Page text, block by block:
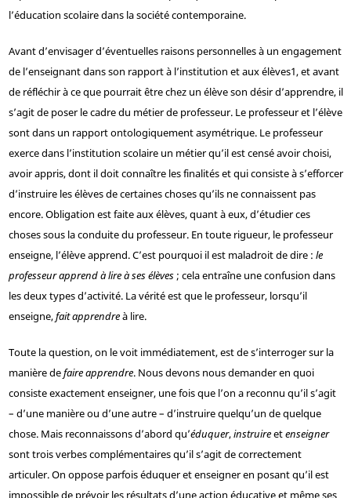
l’éducation scolaire dans la société contemporaine.
Avant d’envisager d’éventuelles raisons personnelles à un engagement
de l’enseignant dans son rapport à l’institution et aux élèves1, et avant
de réfléchir à ce que pourrait être chez un élève son désir d’apprendre, il
s’agit de poser le cadre du métier de professeur. Le professeur et l’élève
sont dans un rapport ontologiquement asymétrique. Le professeur
exerce dans l’institution scolaire un métier qu’il est censé avoir choisi,
avoir appris, dont il doit connaître les finalités et qui consiste à s’efforcer
d’instruire les élèves de certaines choses qu’ils ne connaissent pas
encore. Obligation est faite aux élèves, quant à eux, d’étudier ces
choses sous la conduite du professeur. En toute rigueur, le professeur
enseigne, l’élève apprend. C’est pourquoi il est maladroit de dire : le
professeur apprend à lire à ses élèves; cela entraîne une confusion dans
les deux types d’activité. La vérité est que le professeur, lorsqu’il
enseigne,fait apprendreà lire.
Toute la question, on le voit immédiatement, est de s’interroger sur la
manière defaire apprendre. Nous devons nous demander en quoi
consiste exactement enseigner, une fois que l’on a reconnu qu’il s’agit
– d’une manière ou d’une autre – d’instruire quelqu’un de quelque
chose. Mais reconnaissons d’abord qu’éduquer,instruireetenseigner
sont trois verbes complémentaires qu’il s’agit de correctement
articuler. On oppose parfois éduquer et enseigner en posant qu’il est
impossible de prévoir les résultats d’une action éducative et même ses